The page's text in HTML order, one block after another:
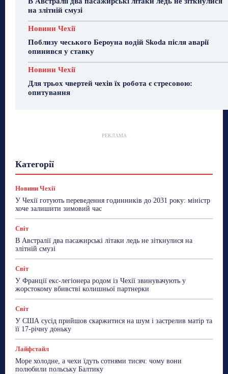
на злітній смузі
Новини Чехії
Поблизу чеського Бероуна водій Skoda після аварії
опинився у ставку
Новини Чехії
Для трьох чвертей чехів їх робота є стресовою:
опитування
РЕКЛАМА
Категорії
Новини Чехії
Сад та город Світ
Спорт
ТехноМанія
Топ-новини Фоторепортаж
Новини Чехії
У Чехії готують переведення годинників до 2031 року: міністр
хоче залишити зимовий час
Світ
В Австралії два пасажирські літаки ледь не зіткнулися на
злітній смузі
Світ
У Франції екс-легіонера родом із Чехії звинувачують у
жорстокому вбивстві колишньої партнерки
Світ
У США сусід прийшов скаржитися на шум і застрелив матір та
її 17-річну доньку
Лайфстайл
Море холодне, а чехи їдуть сотнями тисяч: чому вони
полюбили польську Балтику